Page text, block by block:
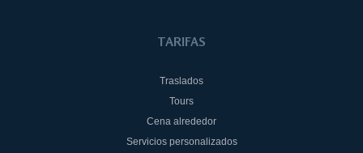
TARIFAS
Traslados
Tours
Cena alrededor
Servicios personalizados